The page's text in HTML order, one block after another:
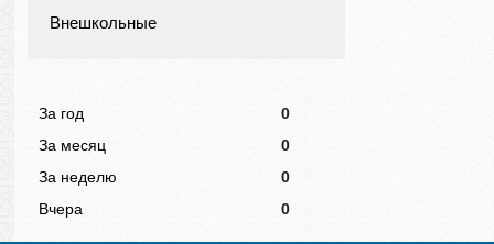
Внешкольные
За год
0
За месяц
0
За неделю
0
Вчера
0